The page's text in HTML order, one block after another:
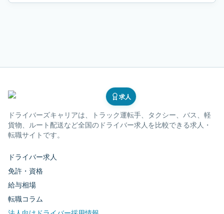
求人
ドライバーズキャリアは、トラック運転手、タクシー、バス、軽
貨物、ルート配送など全国のドライバー求人を比較できる求人・
転職サイトです。
ドライバー求人
免許・資格
給与相場
転職コラム